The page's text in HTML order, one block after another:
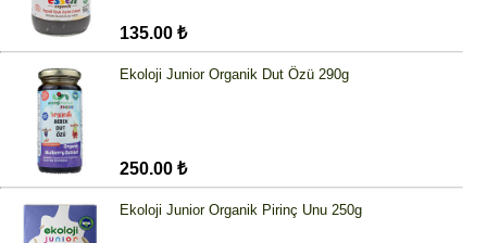
135.00 ₺
Ekoloji Junior Organik Dut Özü 290g
250.00 ₺
Ekoloji Junior Organik Pirinç Unu 250g